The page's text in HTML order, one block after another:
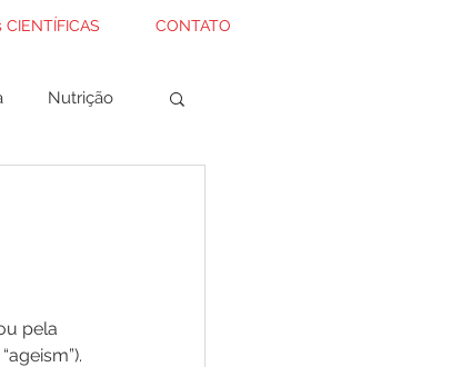
CIENTÍFICAS CONTATO
Nutrição
pela